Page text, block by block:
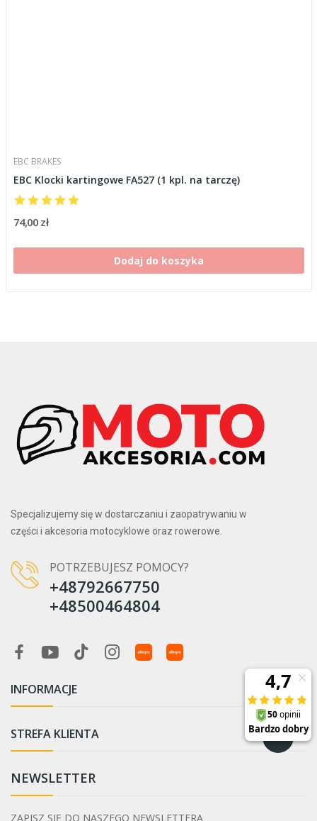
EBC BRAKES
EBC Klocki kartingowe FA527 (1 kpl. na tarczę)
74,00 zł
Dodaj do koszyka
Specjalizujemy się w dostarczaniu i zaopatrywaniu w
części i akcesoria motocyklowe oraz rowerowe.
POTRZEBUJESZ POMOCY?
+48792667750
+48500464804
INFORMACJE
STREFA KLIENTA 
NEWSLETTER
ZAPISZ SIĘ DO NASZEGO NEWSLETTERA